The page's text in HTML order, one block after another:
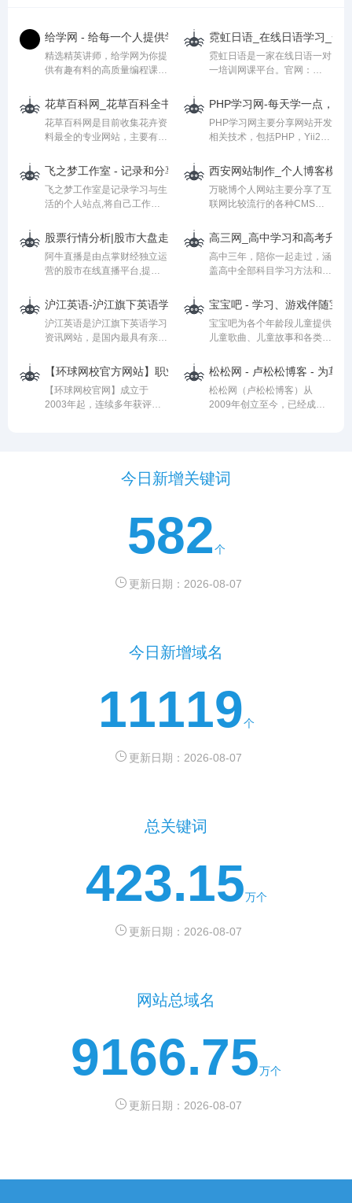
给学网 - 给每一个人提供学习编程的精品课
精选精英讲师，给学网为你提
供有趣有料的高质量编程课
顺便找一个月薪两万的工作;
你也可以申请成为讲师，为自
己赚更多额外收入！
霓虹日语_在线日语学习_一
霓虹日语是一家在线日语一对
一培训网课平台。官网：
400-689-0116。致力于高考
日语、少儿日语、日语口语、
考级日语等多种课程培训。独
创研发教材、多样化教学模
名中外教通过在线一对一教学
方式，一站式解决各类人群日
语学习需求。
花草百科网_花草百科全书_花草百科知识大全
花草百科网是目前收集花卉资
料最全的专业网站，主要有花
鉴、药用花草四大栏目，争对
花卉收集了花花草草常识，种
植栽培技巧，花草病虫防治方
法，全面为您指导养花草技
分享。
PHP学习网-每天学一点，每
PHP学习网主要分享网站开发
相关技术，包括PHP，Yii2教
等技术，旨在为大家提供一个
简单学习的平台。
飞之梦工作室 - 记录和分享水文地质,工程地质,环境地质相关知
飞之梦工作室是记录学习与生
活的个人站点,将自己工作中
享一些关于水文地质、工程地
质、环境地质相关知识资源
等,在这个网站上也发布我的
开发作品AsLine（cad剖面图
享一些标准规范、书籍、文
献、软件等方面的内容。
西安网站制作_个人博客模
万晓博个人网站主要分享了互
联网比较流行的各种CMS模
企业网站建设方案、seo排名
技术建站、个人博客网站制作
方法、公司网站SEO、
SEM、信息流推广优化等为
股票行情分析|股市大盘走势预测|炒股入门知识学习-点掌财经,
阿牛直播是由点掌财经独立运
营的股市在线直播平台,提供
析,短线牛股推荐,炒股技巧培
训,股票入门基础知识学习,并
定期举行炒股大赛,真正做到
和靠谱的人一起聊股票!
高三网_高中学习和高考升学
高中三年，陪你一起走过，涵
盖高中全部科目学习方法和学
学名单、专业介绍等。有我陪
伴，明天更光彩！
沪江英语-沪江旗下英语学习资讯网站_免费英语学习网站
沪江英语是沪江旗下英语学习
资讯网站，是国内最具有亲和
于打造人气的英语学习交流互
动网站，为全国数千万英语学
习者提供专业服务。
宝宝吧 - 学习、游戏伴随宝
宝宝吧为各个年龄段儿童提供
儿童歌曲、儿童故事和各类有
这里可以学习教育宝宝的知
识，宝宝吧是所有宝宝和妈妈
共同的家！
【环球网校官方网站】职业教育在线_移动学习、职达未来！
【环球网校官网】成立于
2003年起，连续多年获评十
下品牌，致力打造以学员为中
心、以教育为本、以创新驱动
松松网 - 卢松松博客 - 为草
松松网（卢松松博客）从
2009年创立至今，已经成为
营销、网站优化、创业故事等
文章。
今日新增关键词
582个
更新日期：2026-08-07
今日新增域名
11119个
更新日期：2026-08-07
总关键词
423.15万个
更新日期：2026-08-07
网站总域名
9166.75万个
更新日期：2026-08-07